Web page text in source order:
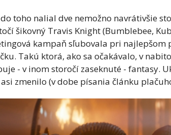
do toho nalial dve nemožno navrátivšie
šikovný Travis Knight (Bumblebee,
kampaň sľubovala pri
Takú ktorá, ako sa očakávalo, v
- v inom storočí zaseknuté - fantasy.
zmenilo (v dobe písania článku